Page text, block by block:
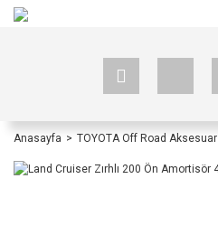
Anasayfa TOYOTA Off Road Aksesuar